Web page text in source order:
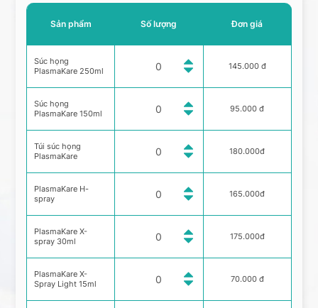
Sản phẩm
Súc họng
PlasmaKare 250ml
Súc họng
PlasmaKare 150ml
Túi súc họng
PlasmaKare
PlasmaKare H-
spray
PlasmaKare X-
spray 30ml
PlasmaKare X-
Spray Light 15ml
Số lượng Đơn giá
145.000 đ
95.000 đ
180.000đ
165.000đ
175.000đ
70.000 đ